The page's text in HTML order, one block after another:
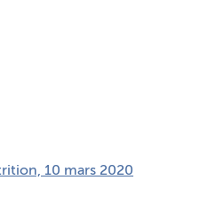
10 mars 2020